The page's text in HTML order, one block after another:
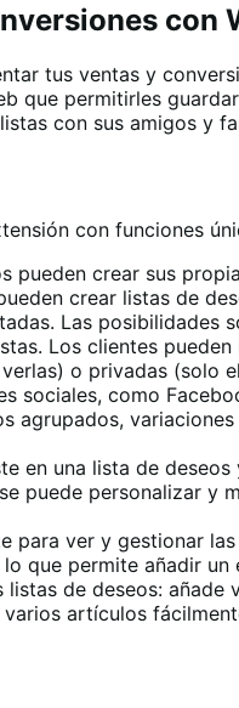
con
tus ventas y
que permitirles
con sus amigos y
con funciones
pueden crear sus
crear listas de
Las
Los clientes
o privadas (solo
sociales, como
agrupados,
en una lista de
puede personalizar
para ver y gestionar
que permite añadir
de deseos:
artículos